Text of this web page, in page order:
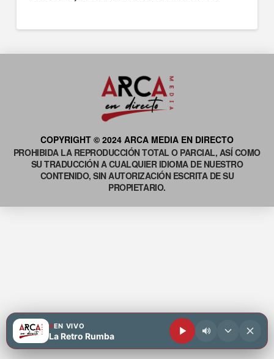
COPYRIGHT © 2024 ARCA MEDIA EN DIRECTO
PROHIBIDA LA REPRODUCCIÓN TOTAL O PARCIAL, ASÍ COMO
SU TRADUCCIÓN A CUALQUIER IDIOMA DE NUESTRO
CONTENIDO, SIN AUTORIZACIÓN ESCRITA DE SU
PROPIETARIO.
EN VIVO
La Retro Rumba